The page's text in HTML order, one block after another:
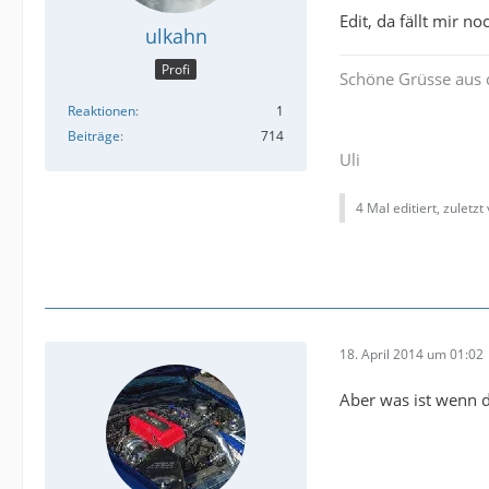
ulkahn
Profi
Reaktionen
1
Beiträge
714
Edit, da fällt mir
Schöne Grüsse
Uli
4 Mal editiert, zuletzt
18. April 2014 um 01:02
Aber was ist wenn